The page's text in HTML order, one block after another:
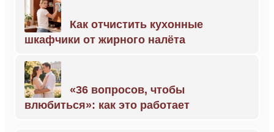
Как отчистить кухонные
шкафчики от жирного налёта
«36 вопросов, чтобы
влюбиться»: как это работает